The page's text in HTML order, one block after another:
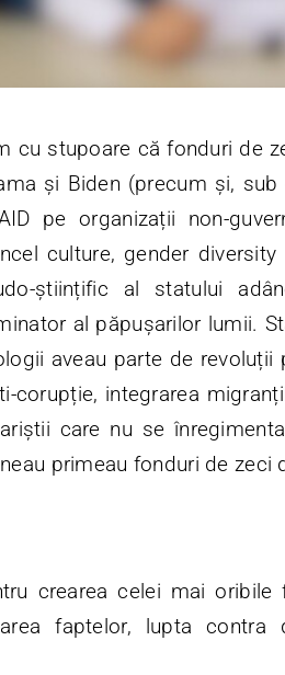
cu stupoare că fonduri de
și Biden (precum și,
pe organizații non-
culture, gender
științific al statului
al păpușarilor lumii.
aveau parte de revoluții
corupție, integrarea
care nu se
primeau fonduri de zeci
crearea celei mai
faptelor, lupta contra